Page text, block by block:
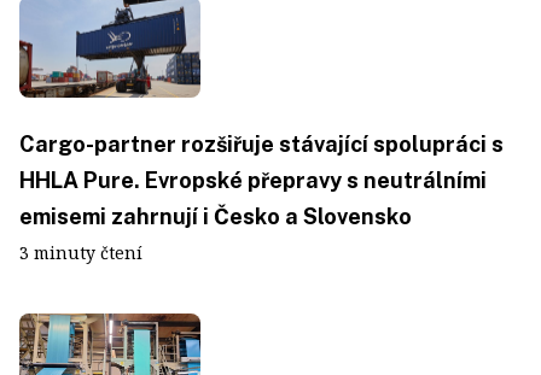
Cargo-partner rozšiřuje stávající spolupráci s
HHLA Pure. Evropské přepravy s neutrálními
emisemi zahrnují i Česko a Slovensko
3 minuty čtení